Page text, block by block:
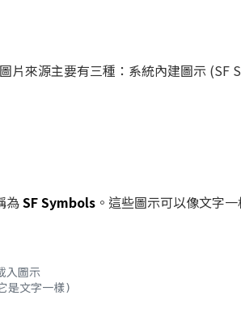
片來源主要有三種：系統內建圖示 (SF
為SF Symbols 。這些圖示可以像文字
入圖示
文字一樣)